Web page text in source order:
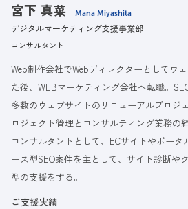
宮下 真菜 Mana Miyashita
デジタルマーケティング支援事業部
コンサルタント
Web制作会社でWebディレクターとしてウ
た後、WEBマーケティング会社へ転職。
多数のウェブサイトのリニューアルプロジ
ロジェクト管理とコンサルティング業務の
コンサルタントとして、ECサイトやポー
ース型SEO案件を主として、サイト診断や
型の支援をする。
ご支援実績